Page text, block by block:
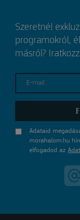
Szeretnél
programokról,
másról?
E-mail
Adataid
morahalom.hu
elfogadod az